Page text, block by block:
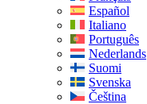
Español
Italiano
Português
Nederlands
Suomi
Svenska
Čeština